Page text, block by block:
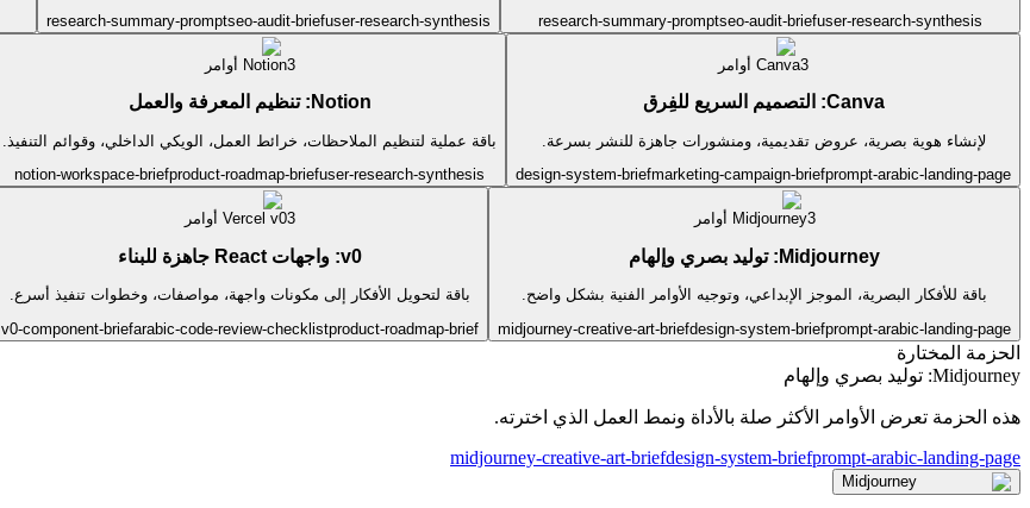
research-summary-promptseo-audit-briefuser-research-synthesis
research-summary-promptseo-audit-briefuser-research-synthesis
Canva3 أوامر
Canva: التصميم السريع للفِرق
لإنشاء هوية بصرية، عروض تقديمية، ومنشورات جاهزة للنشر بسرعة.
design-system-briefmarketing-campaign-briefprompt-arabic-landing-page
Notion3 أوامر
Notion: تنظيم المعرفة والعمل
باقة عملية لتنظيم الملاحظات، خرائط العمل، الويكي الداخلي، وقوائم التنفيذ.
notion-workspace-briefproduct-roadmap-briefuser-research-synthesis
Midjourney3 أوامر
Midjourney: توليد بصري وإلهام
باقة للأفكار البصرية، الموجز الإبداعي، وتوجيه الأوامر الفنية بشكل واضح.
midjourney-creative-art-briefdesign-system-briefprompt-arabic-landing-page
Vercel v03 أوامر
v0: واجهات React جاهزة للبناء
باقة لتحويل الأفكار إلى مكونات واجهة، مواصفات، وخطوات تنفيذ أسرع.
v0-component-briefarabic-code-review-checklistproduct-roadmap-brief
الحزمة المختارة
Midjourney: توليد بصري وإلهام
هذه الحزمة تعرض الأوامر الأكثر صلة بالأداة ونمط العمل الذي اخترته.
midjourney-creative-art-briefdesign-system-briefprompt-arabic-landing-page
Midjourney